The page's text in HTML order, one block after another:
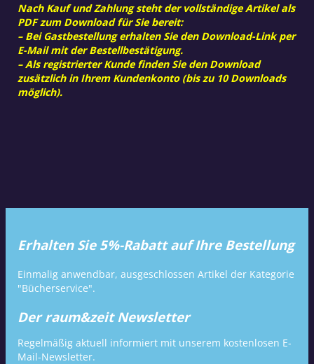
Nach Kauf und Zahlung steht der vollständige Artikel als
PDF zum Download für Sie bereit:
– Bei Gastbestellung erhalten Sie den Download-Link per
E-Mail mit der Bestellbestätigung.
– Als registrierter Kunde finden Sie den Download
zusätzlich in Ihrem Kundenkonto (bis zu 10 Downloads
möglich).
Erhalten Sie 5%-Rabatt auf Ihre Bestellung
Einmalig anwendbar, ausgeschlossen Artikel der Kategorie
"Bücherservice".
Der raum&zeit Newsletter
Regelmäßig aktuell informiert mit unserem kostenlosen E-
Mail-Newsletter.